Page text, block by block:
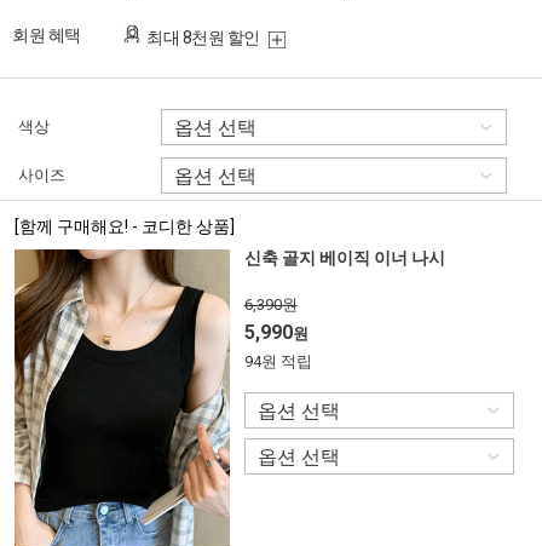
회원 혜택 최대 8천원 할인
색상
사이즈
[함께 구매해요! - 코디한 상품]
신축 골지 베이직 이너 나시
6,390원
5,990원
94원 적립